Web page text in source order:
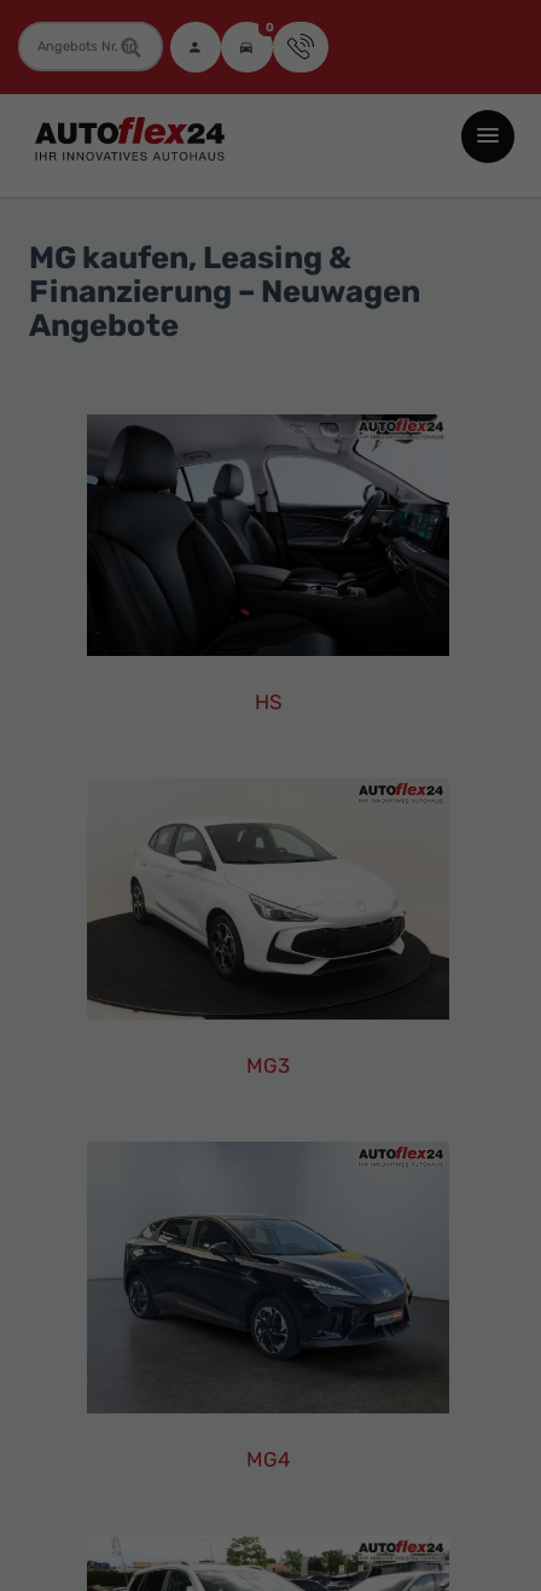
Fahrzeugnummer 0
Autoflex24
GmbH
Neuwagen
Jahreswagen
und
Preisen
MG kaufen, Leasing &
Finanzierung – Neuwagen
Angebote
HS
Finanzierung
Neuwagen
MG3
Finanzierung
Neuwagen
MG4
Neuwagen